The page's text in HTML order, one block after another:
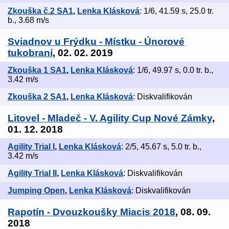
Zkouška č.2 SA1, Lenka Klásková: 1/6, 41.59 s, 25.0 tr.
b., 3.68 m/s
Sviadnov u Frýdku - Místku - Únorové
tukobraní, 02. 02. 2019
Zkouška 1 SA1, Lenka Klásková: 1/6, 49.97 s, 0.0 tr. b.,
3.42 m/s
Zkouška 2 SA1, Lenka Klásková: Diskvalifikován
Litovel - Mladeč - V. Agility Cup Nové Zámky,
01. 12. 2018
Agility Trial I , Lenka Klásková: 2/5, 45.67 s, 5.0 tr. b.,
3.42 m/s
Agility Trial II , Lenka Klásková: Diskvalifikován
Jumping Open, Lenka Klásková: Diskvalifikován
Rapotín - Dvouzkoušky Miacis 2018, 08. 09.
2018